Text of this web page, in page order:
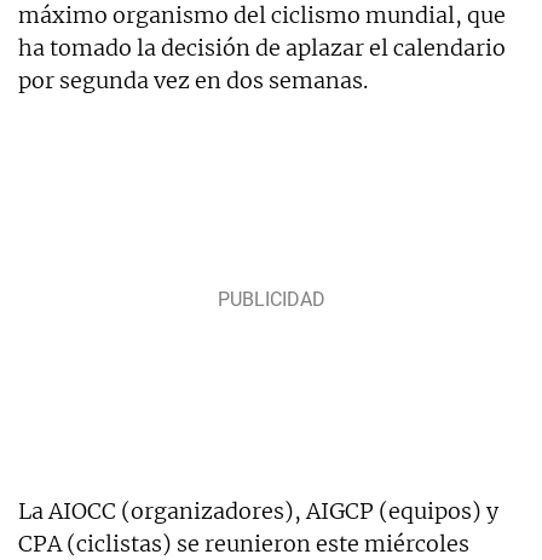
máximo organismo del ciclismo mundial, que
ha tomado la decisión de aplazar el calendario
por segunda vez en dos semanas.
La AIOCC (organizadores), AIGCP (equipos) y
CPA (ciclistas) se reunieron este miércoles